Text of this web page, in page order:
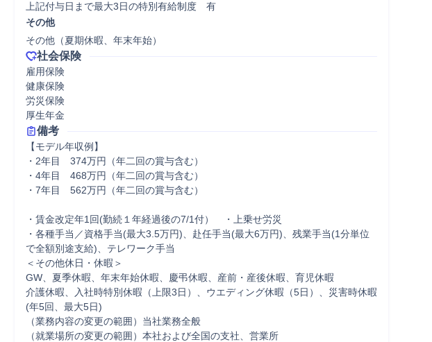
上記付与日まで最大3日の特別有給制度　有
その他
その他（夏期休暇、年末年始）
社会保険
雇用保険
健康保険
労災保険
厚生年金
備考
【モデル年収例】
・2年目　374万円（年二回の賞与含む）
・4年目　468万円（年二回の賞与含む）
・7年目　562万円（年二回の賞与含む）
・賃金改定年1回(勤続１年経過後の7/1付）　・上乗せ労災
・各種手当／資格手当(最大3.5万円)、赴任手当(最大6万円)、残業手当(1分単位
で全額別途支給)、テレワーク手当
＜その他休日・休暇＞
GW、夏季休暇、年末年始休暇、慶弔休暇、産前・産後休暇、育児休暇
介護休暇、入社時特別休暇（上限3日）、ウエディング休暇（5日）、災害時休暇
(年5回、最大5日)
（業務内容の変更の範囲）当社業務全般
（就業場所の変更の範囲）本社および全国の支社、営業所